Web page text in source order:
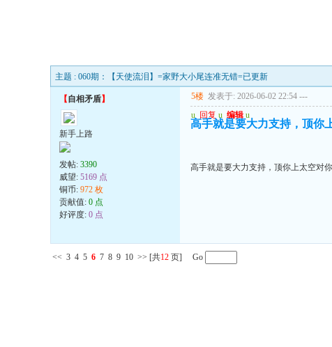
主题 : 060期：【天使流泪】=家野大小尾连准无错=已更新
【自相矛盾】
新手上路
发帖: 3390
威望: 5169 点
铜币: 972 枚
贡献值: 0 点
好评度: 0 点
5楼 发表于: 2026-06-02 22:54 ---
u 回复 u 编辑 u
高手就是要大力支持，顶你
高手就是要大力支持，顶你上太空对
<< 3 4 5 6 7 8 9 10 >> [共12 页] Go